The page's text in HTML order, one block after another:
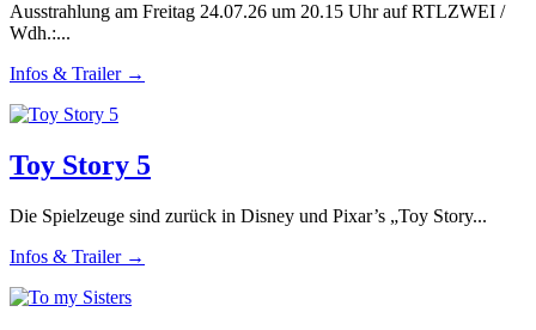
Ausstrahlung am Freitag 24.07.26 um 20.15 Uhr auf RTLZWEI /
Wdh.:...
Infos & Trailer →
Toy Story 5
Die Spielzeuge sind zurück in Disney und Pixar’s „Toy Story...
Infos & Trailer →